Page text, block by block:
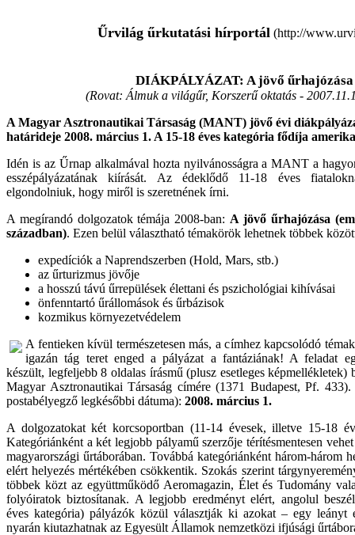
Űrvilág űrkutatási hírportál (http://
DIÁKPÁLYÁZAT: A jövő űrhajózása
(Rovat: Álmuk a világűr, Korszerű oktatás -
A Magyar Asztronautikai Társaság (MANT) jövő évi
határideje 2008. március 1. A 15-18 éves kategória fődíja
Idén is az Űrnap alkalmával hozta nyilvánosságra a MANT a
esszépályázatának kiírását. Az édeklődő 11-18 éves
elgondolniuk, hogy miről is szeretnének írni.
A megírandó dolgozatok témája 2008-ban: A jövő űrhajózása
században). Ezen belül választható témakörök lehetnek többek
expedíciók a Naprendszerben (Hold, Mars, stb.)
az űrturizmus jövője
a hosszú távú űrrepülések élettani és pszichológiai kihívásai
önfenntartó űrállomások és űrbázisok
kozmikus környezetvédelem
A fentieken kívül természetesen más, a címhez kapcsolódó
igazán tág teret enged a pályázat a fantáziának! A feladat
készült, legfeljebb 8 oldalas írásmű (plusz esetleges képmellékletek)
Magyar Asztronautikai Társaság címére (1371 Budapest, Pf.
postabélyegző legkésőbbi dátuma): 2008. március 1.
A dolgozatokat két korcsoportban (11-14 évesek, illetve 15-18
Kategóriánként a két legjobb pályamű szerzője térítésmentesen
magyarországi űrtáborában. Továbbá kategóriánként három-három
elért helyezés mértékében csökkentik. Szokás szerint
többek közt az együttműködő Aeromagazin, Élet és Tudomány
folyóiratok biztosítanak. A legjobb eredményt elért, angolul
éves kategória) pályázók közül választják ki azokat – egy
nyarán kiutazhatnak az Egyesült Államok nemzetközi ifjúsági